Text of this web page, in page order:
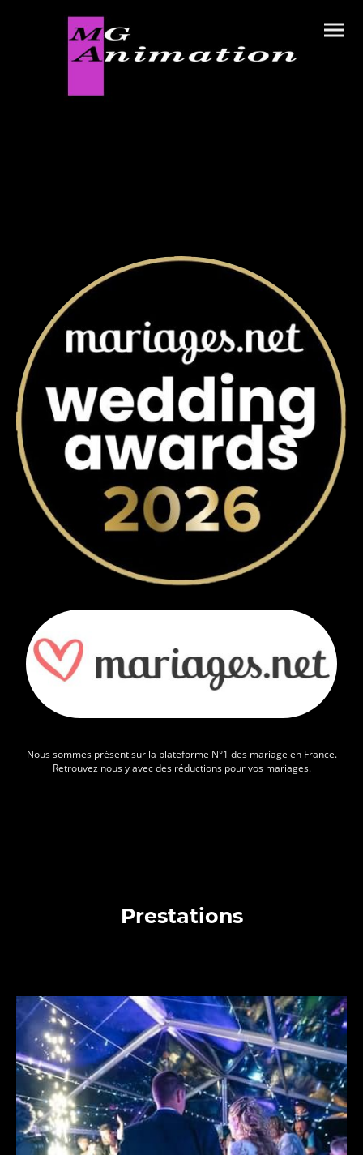
Nous sommes présent sur la plateforme N°1 des mariage en France.
Retrouvez nous y avec des réductions pour vos mariages.
Prestations